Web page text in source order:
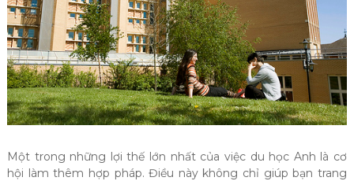
Một trong những lợi thế lớn nhất của việc du học Anh là cơ
hội làm thêm hợp pháp. Điều này không chỉ giúp bạn trang